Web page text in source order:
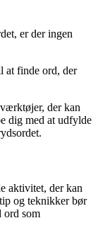
er der ingen
at finde ord, der
der kan
dig med at udfylde
aktivitet, der kan
og teknikker bør
ord som